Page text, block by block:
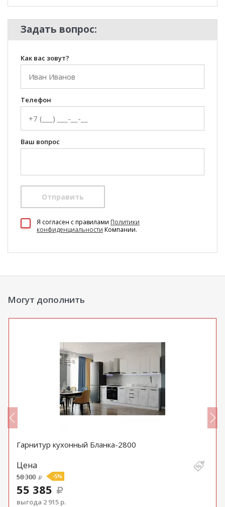
Задать вопрос:
Как вас зовут?
Телефон
Ваш вопрос
Отправить
Я согласен c правилами Политики
конфиденциальности Компании.
Могут дополнить
Гарнитур кухонный Бланка-2800
Цена
58 300 -5%
55 385
выгода 2 915 р.